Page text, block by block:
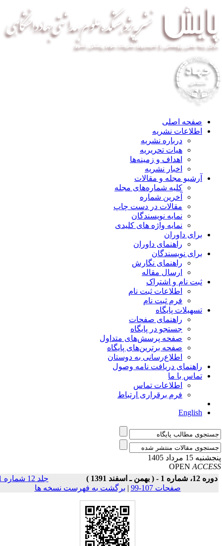
صفحه اصلی
اطلاعات نشریه
درباره نشریه
هیات تحریریه
اهداف و زمینه‌ها
اخبار نشریه
آرشیو مجله و مقالات
کلیه شماره‌های مجله
آخرین شماره
مقالات در دست چاپ
نمایه نویسندگان
نمایه واژه های کلیدی
برای داوران
راهنمای داوران
برای نویسندگان
راهنمای نگارش
ارسال مقاله
ثبت نام و اشتراک
اطلاعات ثبت نام
فرم ثبت نام
تسهیلات پایگاه
راهنمای صفحات
جستجو در پایگاه
صفحه پرسش‌های متداول
صفحه برترین‌های پایگاه
اطلاع‌رسانی به دوستان
راهنمای دریافت نامه وصول
تماس با ما
اطلاعات تماس
فرم برقراری ارتباط
English
15 مرداد 1405
OPEN
شماره 1 - ( بهمن ـ اسفند 1391 )
جلد 12 شماره 1
صفحات 107-99
|برگشت به فهرست نسخه ها